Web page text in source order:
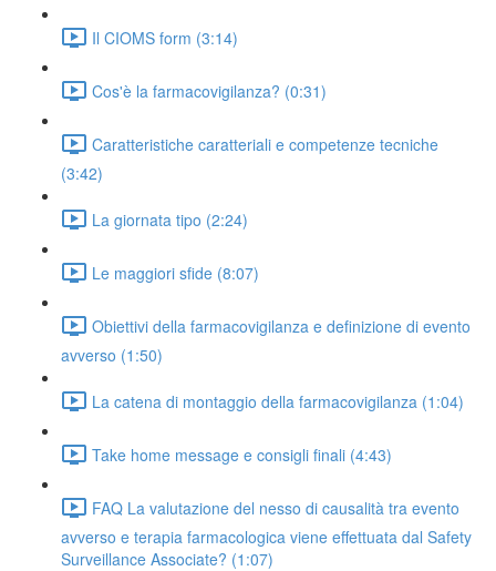
Il CIOMS form (3:14)
Cos'è la farmacovigilanza? (0:31)
Caratteristiche caratteriali e competenze tecniche
(3:42)
La giornata tipo (2:24)
Le maggiori sfide (8:07)
Obiettivi della farmacovigilanza e definizione di evento
avverso (1:50)
La catena di montaggio della farmacovigilanza (1:04)
Take home message e consigli finali (4:43)
FAQ La valutazione del nesso di causalità tra evento
avverso e terapia farmacologica viene effettuata dal Safety
Surveillance Associate? (1:07)